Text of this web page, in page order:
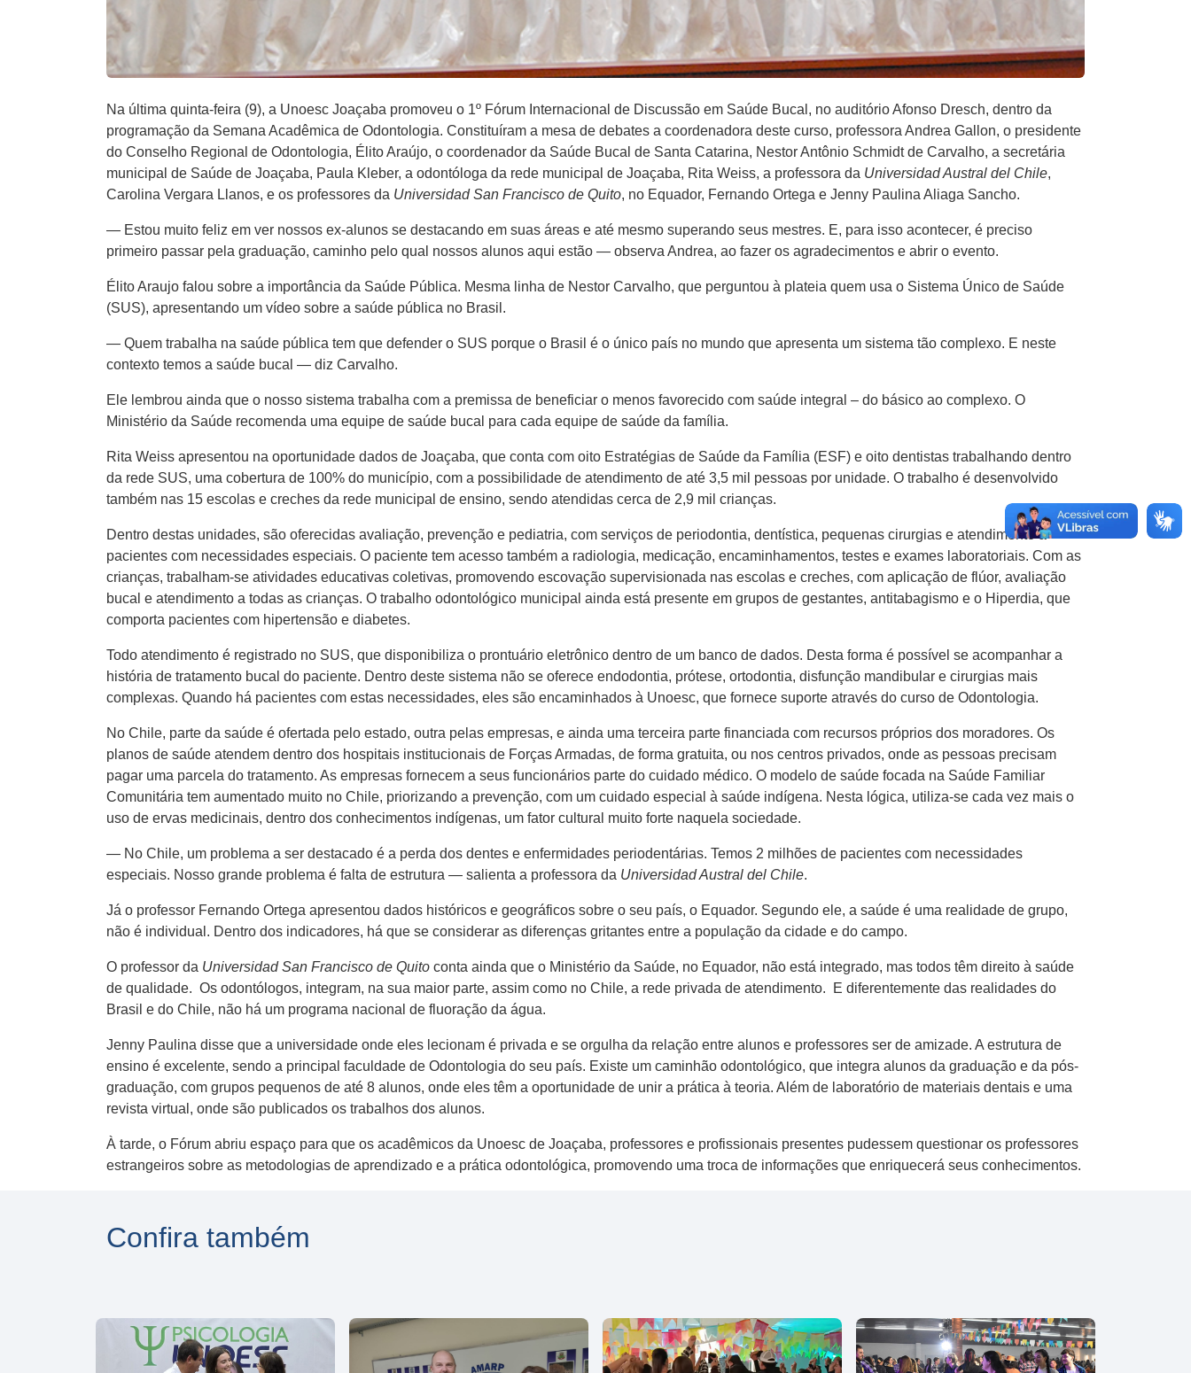
Na última quinta-feira (9), a Unoesc Joaçaba promoveu o 1º Fórum Internacional de Discussão em Saúde Bucal, no auditório Afonso Dresch, dentro da
programação da Semana Acadêmica de Odontologia. Constituíram a mesa de debates a coordenadora deste curso, professora Andrea Gallon, o presidente
do Conselho Regional de Odontologia, Élito Araújo, o coordenador da Saúde Bucal de Santa Catarina, Nestor Antônio Schmidt de Carvalho, a secretária
municipal de Saúde de Joaçaba, Paula Kleber, a odontóloga da rede municipal de Joaçaba, Rita Weiss, a professora da Universidad Austral del Chile,
Carolina Vergara Llanos, e os professores da Universidad San Francisco de Quito, no Equador, Fernando Ortega e Jenny Paulina Aliaga Sancho.
— Estou muito feliz em ver nossos ex-alunos se destacando em suas áreas e até mesmo superando seus mestres. E, para isso acontecer, é preciso
primeiro passar pela graduação, caminho pelo qual nossos alunos aqui estão — observa Andrea, ao fazer os agradecimentos e abrir o evento.
Élito Araujo falou sobre a importância da Saúde Pública. Mesma linha de Nestor Carvalho, que perguntou à plateia quem usa o Sistema Único de Saúde
(SUS), apresentando um vídeo sobre a saúde pública no Brasil.
— Quem trabalha na saúde pública tem que defender o SUS porque o Brasil é o único país no mundo que apresenta um sistema tão complexo. E neste
contexto temos a saúde bucal — diz Carvalho.
Ele lembrou ainda que o nosso sistema trabalha com a premissa de beneficiar o menos favorecido com saúde integral – do básico ao complexo. O
Ministério da Saúde recomenda uma equipe de saúde bucal para cada equipe de saúde da família.
Rita Weiss apresentou na oportunidade dados de Joaçaba, que conta com oito Estratégias de Saúde da Família (ESF) e oito dentistas trabalhando dentro
da rede SUS, uma cobertura de 100% do município, com a possibilidade de atendimento de até 3,5 mil pessoas por unidade. O trabalho é desenvolvido
também nas 15 escolas e creches da rede municipal de ensino, sendo atendidas cerca de 2,9 mil crianças.
Dentro destas unidades, são oferecidas avaliação, prevenção e pediatria, com serviços de periodontia, dentística, pequenas cirurgias e atendimento a
pacientes com necessidades especiais. O paciente tem acesso também a radiologia, medicação, encaminhamentos, testes e exames laboratoriais. Com as
crianças, trabalham-se atividades educativas coletivas, promovendo escovação supervisionada nas escolas e creches, com aplicação de flúor, avaliação
bucal e atendimento a todas as crianças. O trabalho odontológico municipal ainda está presente em grupos de gestantes, antitabagismo e o Hiperdia, que
comporta pacientes com hipertensão e diabetes.
Todo atendimento é registrado no SUS, que disponibiliza o prontuário eletrônico dentro de um banco de dados. Desta forma é possível se acompanhar a
história de tratamento bucal do paciente. Dentro deste sistema não se oferece endodontia, prótese, ortodontia, disfunção mandibular e cirurgias mais
complexas. Quando há pacientes com estas necessidades, eles são encaminhados à Unoesc, que fornece suporte através do curso de Odontologia.
No Chile, parte da saúde é ofertada pelo estado, outra pelas empresas, e ainda uma terceira parte financiada com recursos próprios dos moradores. Os
planos de saúde atendem dentro dos hospitais institucionais de Forças Armadas, de forma gratuita, ou nos centros privados, onde as pessoas precisam
pagar uma parcela do tratamento. As empresas fornecem a seus funcionários parte do cuidado médico. O modelo de saúde focada na Saúde Familiar
Comunitária tem aumentado muito no Chile, priorizando a prevenção, com um cuidado especial à saúde indígena. Nesta lógica, utiliza-se cada vez mais o
uso de ervas medicinais, dentro dos conhecimentos indígenas, um fator cultural muito forte naquela sociedade.
— No Chile, um problema a ser destacado é a perda dos dentes e enfermidades periodentárias. Temos 2 milhões de pacientes com necessidades
especiais. Nosso grande problema é falta de estrutura — salienta a professora da Universidad Austral del Chile.
Já o professor Fernando Ortega apresentou dados históricos e geográficos sobre o seu país, o Equador. Segundo ele, a saúde é uma realidade de grupo,
não é individual. Dentro dos indicadores, há que se considerar as diferenças gritantes entre a população da cidade e do campo.
O professor da Universidad San Francisco de Quito conta ainda que o Ministério da Saúde, no Equador, não está integrado, mas todos têm direito à saúde
de qualidade. Os odontólogos, integram, na sua maior parte, assim como no Chile, a rede privada de atendimento. E diferentemente das realidades do
Brasil e do Chile, não há um programa nacional de fluoração da água.
Jenny Paulina disse que a universidade onde eles lecionam é privada e se orgulha da relação entre alunos e professores ser de amizade. A estrutura de
ensino é excelente, sendo a principal faculdade de Odontologia do seu país. Existe um caminhão odontológico, que integra alunos da graduação e da pós-
graduação, com grupos pequenos de até 8 alunos, onde eles têm a oportunidade de unir a prática à teoria. Além de laboratório de materiais dentais e uma
revista virtual, onde são publicados os trabalhos dos alunos.
À tarde, o Fórum abriu espaço para que os acadêmicos da Unoesc de Joaçaba, professores e profissionais presentes pudessem questionar os professores
estrangeiros sobre as metodologias de aprendizado e a prática odontológica, promovendo uma troca de informações que enriquecerá seus conhecimentos.
Confira também